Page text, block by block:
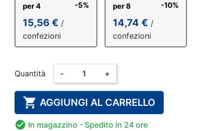
per 4 -5%
15,56 € /
confezioni
per 8 -10%
14,74 € /
confezioni
Quantità - +
 AGGIUNGI AL CARRELLO
 In magazzino - Spedito in 24 ore